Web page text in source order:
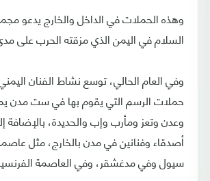
وهذه الحملات في الداخل والخارج يدعو
السلام في اليمن الذي مزقته الحرب
وفي العام الحالي، توسع نشاط الفنان
حملات الرسم التي يقوم بها في ست مدن
وعدن وتعز ومأرب وإب والحديدة، بالإضافة
أصدقاء وفنانين في مدن بالخارج، مثل
سيول وفي مدغشقر، وفي العاصمة